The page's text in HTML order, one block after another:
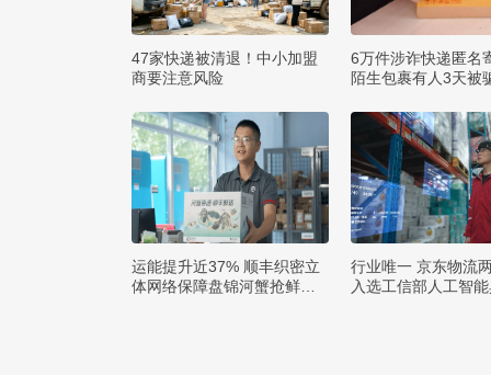
47家快递被清退！中小加盟
商要注意风险
6万件涉诈快递匿名
陌生包裹有人3天被
运能提升近37% 顺丰织密立
体网络保障盘锦河蟹抢鲜出
行业唯一 京东物流
入选工信部人工智